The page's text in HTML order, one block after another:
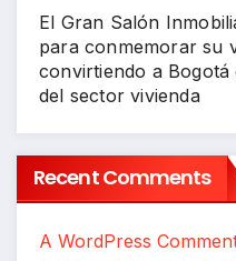
El Gran Salón
para conmemorar su
convirtiendo a
del sector vivienda
Recent Comments
A WordPress